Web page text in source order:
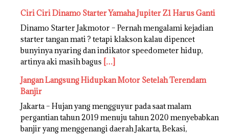
Ciri Ciri Dinamo Starter Yamaha Jupiter Z1 Harus Ganti
Dinamo Starter Jakmotor – Pernah mengalami kejadian
starter tangan mati ? tetapi klakson kalau dipencet
bunyinya nyaring dan indikator speedometer hidup,
artinya aki masih bagus […]
Jangan Langsung Hidupkan Motor Setelah Terendam
Banjir
Jakarta – Hujan yang mengguyur pada saat malam
pergantian tahun 2019 menuju tahun 2020 menyebabkan
banjir yang menggenangi daerah Jakarta, Bekasi,